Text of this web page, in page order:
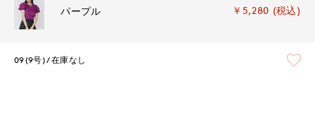
パープル ￥5,280 (税込)
09(9号) 在庫なし